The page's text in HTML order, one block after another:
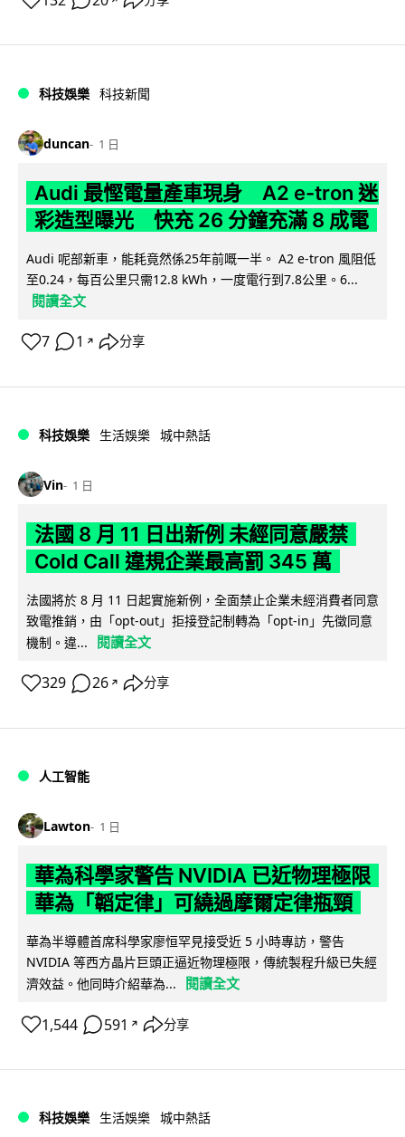
科技娛樂 科技新聞
duncan 1 日
Audi 最慳電量產車現身 A2 e-tron 迷
彩造型曝光 快充 26 分鐘充滿 8 成電
Audi 呢部新車，能耗竟然係25年前嘅一半。 A2 e-tron 風阻低
至0.24，每百公里只需12.8 kWh，一度電行到7.8公里。6...
閱讀全文
7 1 ↗ 分享
科技娛樂 生活娛樂 城中熱話
Vin 1 日
法國 8 月 11 日出新例 未經同意嚴禁
Cold Call 違規企業最高罰 345 萬
法國將於 8 月 11 日起實施新例，全面禁止企業未經消費者同意
致電推銷，由「opt-out」拒接登記制轉為「opt-in」先徵同意
機制。違...
閱讀全文
329 26 ↗ 分享
人工智能
Lawton 1 日
華為科學家警告 NVIDIA 已近物理極限
華為「韜定律」可繞過摩爾定律瓶頸
華為半導體首席科學家廖恒罕見接受近 5 小時專訪，警告
NVIDIA 等西方晶片巨頭正逼近物理極限，傳統製程升級已失經
濟效益。他同時介紹華為...
閱讀全文
1,544 591 ↗ 分享
科技娛樂 生活娛樂 城中熱話